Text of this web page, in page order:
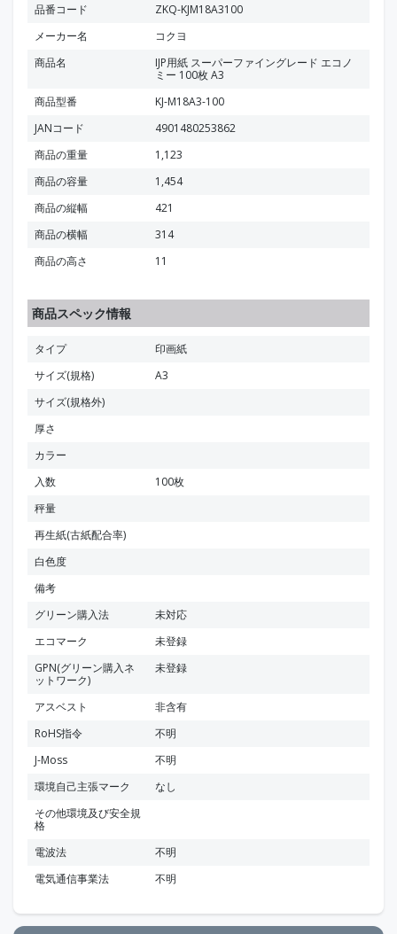
品番コード
ZKQ-KJM18A3100
メーカー名
コクヨ
商品名
IJP用紙 スーパーファイングレード エコノ
ミー 100枚 A3
商品型番
KJ-M18A3-100
JANコード
4901480253862
商品の重量
1,123
商品の容量
1,454
商品の縦幅
421
商品の横幅
314
商品の高さ
11
商品スペック情報
タイプ
印画紙
サイズ(規格)
A3
サイズ(規格外)
厚さ
カラー
入数
100枚
秤量
再生紙(古紙配合率)
白色度
備考
グリーン購入法
未対応
エコマーク
未登録
GPN(グリーン購入ネ
ットワーク)
未登録
アスベスト
非含有
RoHS指令
不明
J-Moss
不明
環境自己主張マーク
なし
その他環境及び安全規
格
電波法
不明
電気通信事業法
不明